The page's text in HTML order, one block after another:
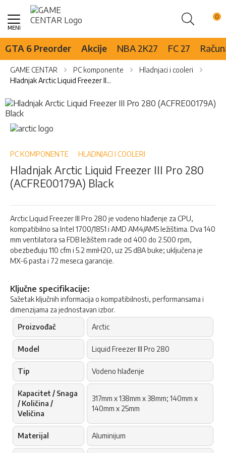
Pretraži
Skip
Content
GTA 6 Preorder Akcije NBA 2K27 FC 27
GAME CENTAR PC komponente
Hladnjaci i cooleri
Hladnjak Arctic Liquid Freezer III Pro 280 (ACFRE00179A) Black
Skip
to
the
end
the
images
gallery
Skip
to
beginning
the
images
PC KOMPONENTE HLADNJACI I COOLERI
Hladnjak Arctic Liquid Freezer III Pro 280
(ACFRE00179A) Black
Arctic Liquid Freezer III Pro 280 je vodeno hlađenje za CPU,
kompatibilno sa Intel 1700/1851 i AMD AM4/AM5 ležištima. Dva 140
mm ventilatora sa FDB ležištem rade od 400 do 2.500 rpm,
obezbeđuju 110 cfm i 5.2 mmH2O, uz 25 dBA buke; uključena je
MX-6 pasta i 72 meseca garancije.
Ključne specifikacije:
Sažetak ključnih informacija o kompatibilnosti, performansama i
dimenzijama za jednostavan izbor.
Proizvođač
Arctic
Model Liquid Freezer III Pro 280
Tip Vodeno hlađenje
Kapacitet / Snaga
/ Količina /
Veličina
317mm x 138mm x 38mm; 140mm x
140mm x 25mm
Materijal Aluminijum